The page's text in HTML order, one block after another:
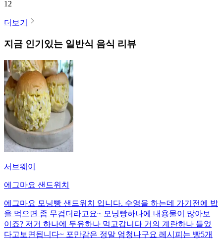
12
더보기
지금 인기있는 일반식 음식 리뷰
서브웨이
에그마요 샌드위치
에그마요 모닝빵 샌드위치 입니다. 수영을 하는데 가기전에 밥
을 먹으면 좀 무겁더라고요~ 모닝빵하나에 내용물이 많아보
이죠? 저거 하나에 두유하나 먹고갑니다 거의 계란하나 들었
다고보면됩니다~ 포만감은 정말 엄청나구요 레시피는 빵5개